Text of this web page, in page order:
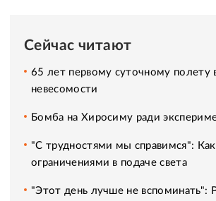
Сейчас читают
65 лет первому суточному полету
невесомости
Бомба на Хиросиму ради
"С трудностями мы справимся":
ограничениями в подаче света
"Этот день лучше не вспоминать":